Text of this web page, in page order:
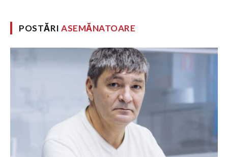
POSTĂRIASEMĂNATOARE